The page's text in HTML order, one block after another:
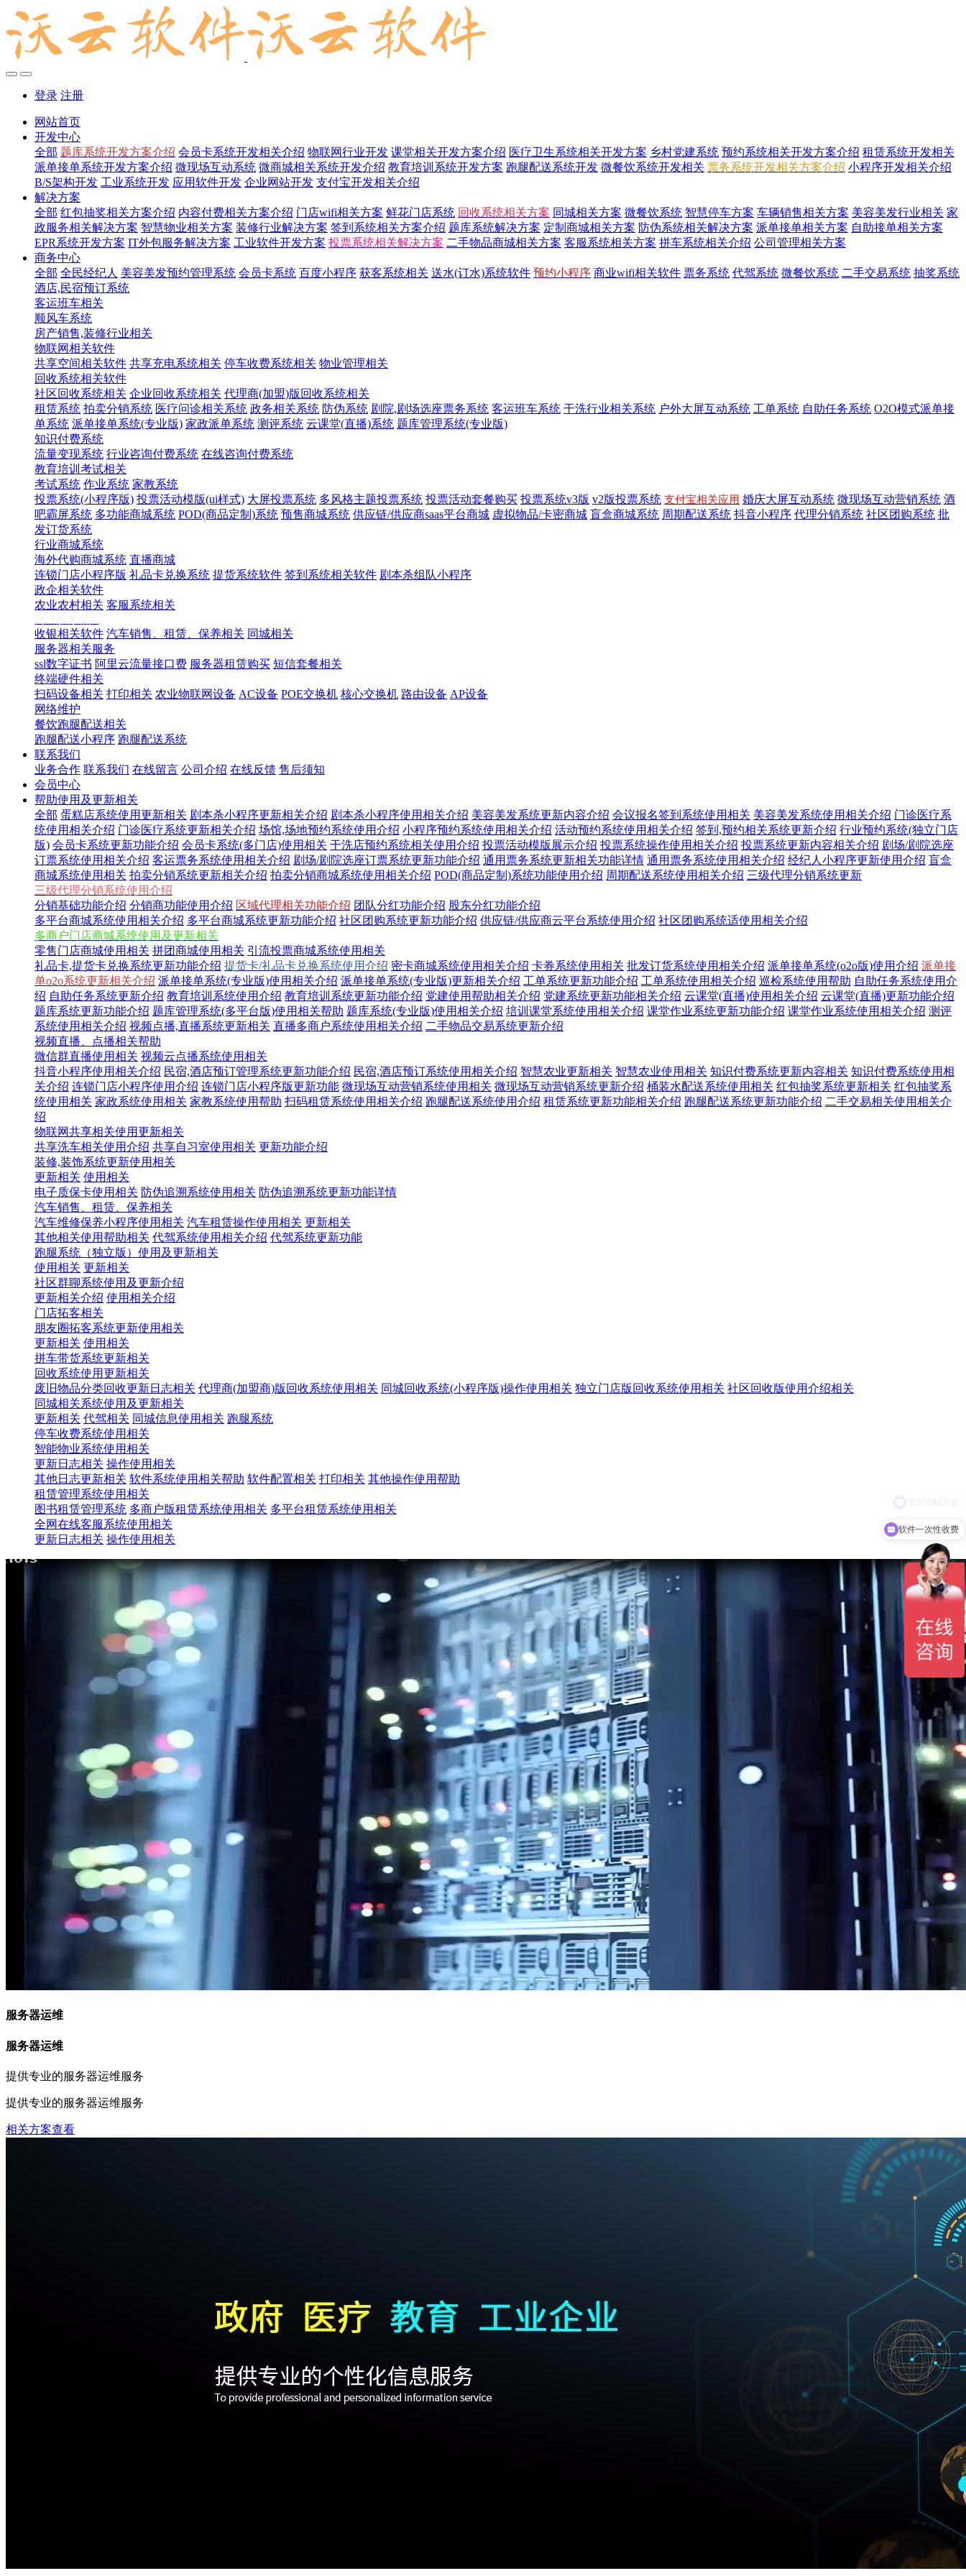
登录 注册
网站首页
开发中心
全部 题库系统开发方案介绍 会员卡系统开发相关介绍 物联网行业开发 课堂相关开发方案介绍 医疗卫生系统相关开发方案 乡村党建系统 预约系统相关开发方案介绍 租赁系统开发相关
派单接单系统开发方案介绍 微现场互动系统 微商城相关系统开发介绍 教育培训系统开发方案 跑腿配送系统开发 微餐饮系统开发相关 票务系统开发相关方案介绍 小程序开发相关介绍
B/S架构开发 工业系统开发 应用软件开发 企业网站开发 支付宝开发相关介绍
解决方案
全部 红包抽奖相关方案介绍 内容付费相关方案介绍 门店wifi相关方案 鲜花门店系统 回收系统相关方案 同城相关方案 微餐饮系统 智慧停车方案 车辆销售相关方案 美容美发行业相关 家
政服务相关解决方案 智慧物业相关方案 装修行业解决方案 签到系统相关方案介绍 题库系统解决方案 定制商城相关方案 防伪系统相关解决方案 派单接单相关方案 自助接单相关方案
EPR系统开发方案 IT外包服务解决方案 工业软件开发方案 投票系统相关解决方案 二手物品商城相关方案 客服系统相关方案 拼车系统相关介绍 公司管理相关方案
商务中心
全部 全民经纪人 美容美发预约管理系统 会员卡系统 百度小程序 获客系统相关 送水(订水)系统软件 预约小程序 商业wifi相关软件 票务系统 代驾系统 微餐饮系统 二手交易系统 抽奖系统
酒店,民宿预订系统
客运班车相关
顺风车系统
房产销售,装修行业相关
物联网相关软件
共享空间相关软件 共享充电系统相关 停车收费系统相关 物业管理相关
回收系统相关软件
社区回收系统相关 企业回收系统相关 代理商(加盟)版回收系统相关
租赁系统 拍卖分销系统 医疗问诊相关系统 政务相关系统 防伪系统 剧院,剧场选座票务系统 客运班车系统 干洗行业相关系统 户外大屏互动系统 工单系统 自助任务系统 O2O模式派单接
单系统 派单接单系统(专业版) 家政派单系统 测评系统 云课堂(直播)系统 题库管理系统(专业版)
知识付费系统
流量变现系统 行业咨询付费系统 在线咨询付费系统
教育培训考试相关
考试系统 作业系统 家教系统
投票系统(小程序版) 投票活动模版(ui样式) 大屏投票系统 多风格主题投票系统 投票活动套餐购买 投票系统v3版 v2版投票系统 支付宝相关应用 婚庆大屏互动系统 微现场互动营销系统 酒
吧霸屏系统 多功能商城系统 POD(商品定制)系统 预售商城系统 供应链/供应商saas平台商城 虚拟物品/卡密商城 盲盒商城系统 周期配送系统 抖音小程序 代理分销系统 社区团购系统 批
发订货系统
行业商城系统
海外代购商城系统 直播商城
连锁门店小程序版 礼品卡兑换系统 提货系统软件 签到系统相关软件 剧本杀组队小程序
政企相关软件
农业农村相关 客服系统相关
收银相关软件 汽车销售、租赁、保养相关 同城相关
服务器相关服务
ssl数字证书 阿里云流量接口费 服务器租赁购买 短信套餐相关
终端硬件相关
扫码设备相关 打印相关 农业物联网设备 AC设备 POE交换机 核心交换机 路由设备 AP设备
网络维护
餐饮跑腿配送相关
跑腿配送小程序 跑腿配送系统
联系我们
业务合作 联系我们 在线留言 公司介绍 在线反馈 售后须知
会员中心
帮助使用及更新相关
全部 蛋糕店系统使用更新相关 剧本杀小程序更新相关介绍 剧本杀小程序使用相关介绍 美容美发系统更新内容介绍 会议报名签到系统使用相关 美容美发系统使用相关介绍 门诊医疗系
统使用相关介绍 门诊医疗系统更新相关介绍 场馆,场地预约系统使用介绍 小程序预约系统使用相关介绍 活动预约系统使用相关介绍 签到,预约相关系统更新介绍 行业预约系统(独立门店
版) 会员卡系统更新功能介绍 会员卡系统(多门店)使用相关 干洗店预约系统相关使用介绍 投票活动模版展示介绍 投票系统操作使用相关介绍 投票系统更新内容相关介绍 剧场/剧院选座
订票系统使用相关介绍 客运票务系统使用相关介绍 剧场/剧院选座订票系统更新功能介绍 通用票务系统更新相关功能详情 通用票务系统使用相关介绍 经纪人小程序更新使用介绍 盲盒
商城系统使用相关 拍卖分销系统更新相关介绍 拍卖分销商城系统使用相关介绍 POD(商品定制)系统功能使用介绍 周期配送系统使用相关介绍 三级代理分销系统更新
三级代理分销系统使用介绍
分销基础功能介绍 分销商功能使用介绍 区域代理相关功能介绍 团队分红功能介绍 股东分红功能介绍
多平台商城系统使用相关介绍 多平台商城系统更新功能介绍 社区团购系统更新功能介绍 供应链/供应商云平台系统使用介绍 社区团购系统适使用相关介绍
多商户门店商城系统使用及更新相关
零售门店商城使用相关 拼团商城使用相关 引流投票商城系统使用相关
礼品卡,提货卡兑换系统更新功能介绍 提货卡/礼品卡兑换系统使用介绍 密卡商城系统使用相关介绍 卡券系统使用相关 批发订货系统使用相关介绍 派单接单系统(o2o版)使用介绍 派单接
单o2o系统更新相关介绍 派单接单系统(专业版)使用相关介绍 派单接单系统(专业版)更新相关介绍 工单系统更新功能介绍 工单系统使用相关介绍 巡检系统使用帮助 自助任务系统使用介
绍 自助任务系统更新介绍 教育培训系统使用介绍 教育培训系统更新功能介绍 党建使用帮助相关介绍 党建系统更新功能相关介绍 云课堂(直播)使用相关介绍 云课堂(直播)更新功能介绍
题库系统更新功能介绍 题库管理系统(多平台版)使用相关帮助 题库系统(专业版)使用相关介绍 培训课堂系统使用相关介绍 课堂作业系统更新功能介绍 课堂作业系统使用相关介绍 测评
系统使用相关介绍 视频点播,直播系统更新相关 直播多商户系统使用相关介绍 二手物品交易系统更新介绍
视频直播、点播相关帮助
微信群直播使用相关 视频云点播系统使用相关
抖音小程序使用相关介绍 民宿,酒店预订管理系统更新功能介绍 民宿,酒店预订系统使用相关介绍 智慧农业更新相关 智慧农业使用相关 知识付费系统更新内容相关 知识付费系统使用相
关介绍 连锁门店小程序使用介绍 连锁门店小程序版更新功能 微现场互动营销系统使用相关 微现场互动营销系统更新介绍 桶装水配送系统使用相关 红包抽奖系统更新相关 红包抽奖系
统使用相关 家政系统使用相关 家教系统使用帮助 扫码租赁系统使用相关介绍 跑腿配送系统使用介绍 租赁系统更新功能相关介绍 跑腿配送系统更新功能介绍 二手交易相关使用相关介
绍
物联网共享相关使用更新相关
共享洗车相关使用介绍 共享自习室使用相关 更新功能介绍
装修,装饰系统更新使用相关
更新相关 使用相关
电子质保卡使用相关 防伪追溯系统使用相关 防伪追溯系统更新功能详情
汽车销售、租赁、保养相关
汽车维修保养小程序使用相关 汽车租赁操作使用相关 更新相关
其他相关使用帮助相关 代驾系统使用相关介绍 代驾系统更新功能
跑腿系统（独立版）使用及更新相关
使用相关 更新相关
社区群聊系统使用及更新介绍
更新相关介绍 使用相关介绍
门店拓客相关
朋友圈拓客系统更新使用相关
更新相关 使用相关
拼车带货系统更新相关
回收系统使用更新相关
废旧物品分类回收更新日志相关 代理商(加盟商)版回收系统使用相关 同城回收系统(小程序版)操作使用相关 独立门店版回收系统使用相关 社区回收版使用介绍相关
同城相关系统使用及更新相关
更新相关 代驾相关 同城信息使用相关 跑腿系统
停车收费系统使用相关
智能物业系统使用相关
更新日志相关 操作使用相关
其他日志更新相关 软件系统使用相关帮助 软件配置相关 打印相关 其他操作使用帮助
租赁管理系统使用相关
图书租赁管理系统 多商户版租赁系统使用相关 多平台租赁系统使用相关
全网在线客服系统使用相关
更新日志相关 操作使用相关
服务器运维
服务器运维
提供专业的服务器运维服务
提供专业的服务器运维服务
相关方案查看
软件一次性收费